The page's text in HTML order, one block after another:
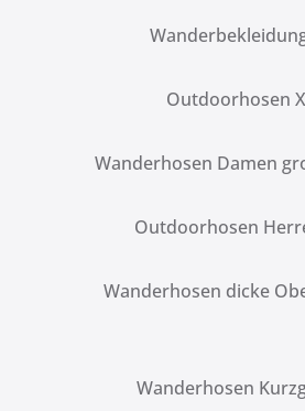
Outdoorhosen
Wanderhosen Damen
Outdoorhosen
Wanderhosen dicke
Wanderhosen